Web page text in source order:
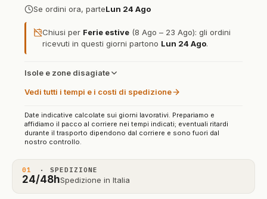
Se ordini ora, parteLun 24 Ago
Chiusi per Ferie estive (8 Ago – 23 Ago): gli ordini
ricevuti in questi giorni partono Lun 24 Ago.
Isole e zone disagiate
Vedi tutti i tempi e i costi di spedizione
Date indicative calcolate sui giorni lavorativi. Prepariamo e
affidiamo il pacco al corriere nei tempi indicati; eventuali ritardi
durante il trasporto dipendono dal corriere e sono fuori dal
nostro controllo.
01 · SPEDIZIONE
24/48hSpedizione in Italia